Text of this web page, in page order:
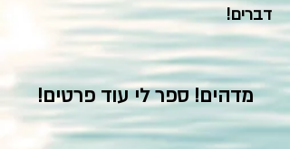
דברים!
מדהים!ספר לי עוד פרטים!